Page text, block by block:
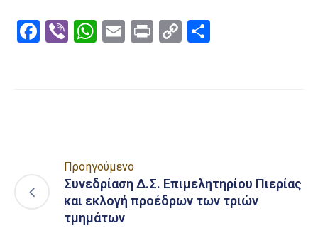
Facebook
ViberWhatsApp
EmailPrintCopy
Προηγούμενο
Συνεδρίαση Δ.Σ. Επιμελητηρίου Πιερίας
και εκλογή προέδρων των τριών
τμημάτων